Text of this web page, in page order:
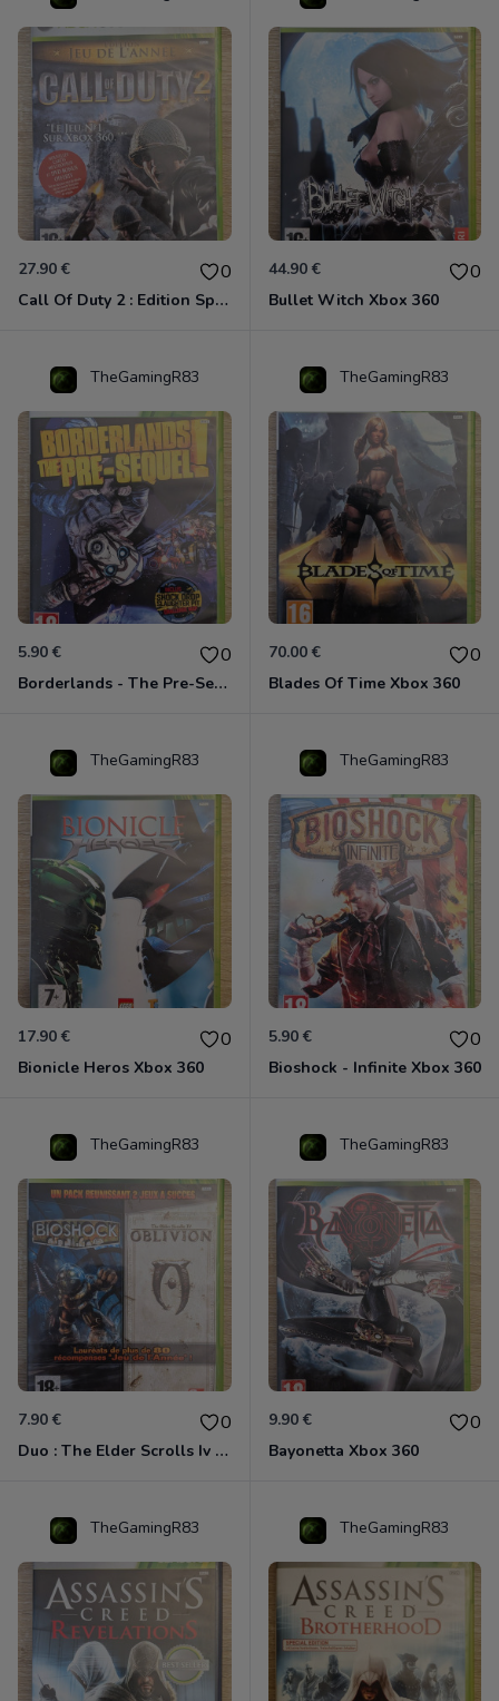
27.90 € 0
Call Of Duty 2 : Edition Spéciale Xbox 360 GOTY
44.90 € 0
Bullet Witch Xbox 360
TheGamingR83
5.90 € 0
Borderlands - The Pre-Sequel ! Xbox 360
TheGamingR83
70.00 € 0
Blades Of Time Xbox 360
TheGamingR83
17.90 € 0
Bionicle Heros Xbox 360
TheGamingR83
5.90 € 0
Bioshock - Infinite Xbox 360
TheGamingR83
7.90 € 0
Duo : The Elder Scrolls Iv - Oblivion + Bioshock Xbox 360
TheGamingR83
9.90 € 0
Bayonetta Xbox 360
TheGamingR83 TheGamingR83